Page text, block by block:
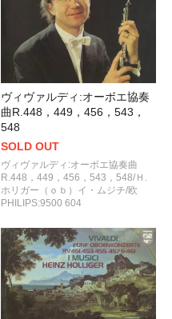
ヴィヴァルディ:オーボエ協奏
曲R.448，449，456，543，
548
SOLD OUT
ヴィヴァルディ:オーボエ協奏曲
R.448，449，456，543，548/Ｈ.
ホリガー（ｏｂ）イ・ムジチ/欧
PHILIPS:9500 604